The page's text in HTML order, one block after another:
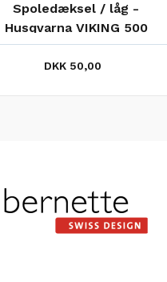
Spoledæksel / låg -
Husqvarna VIKING 500
DKK 50,00